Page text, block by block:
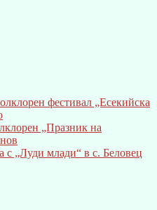
фестивал „Есекийска
„Празник на
с „Луди млади“ в с. Беловец